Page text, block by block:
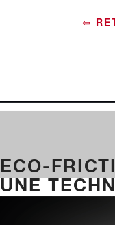
⇦
ECO-
UNE